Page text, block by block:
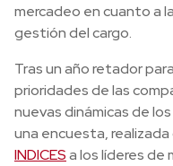
mercadeo en cuanto a
gestión del cargo.
Tras un año retador
prioridades de las
nuevas dinámicas de
una encuesta,
INDICESa los líderes de